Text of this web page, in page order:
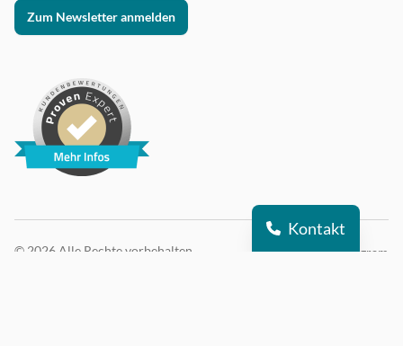
Kontakt
Zum Newsletter anmelden
© 2026 Alle Rechte vorbehalten DSI auf Instagram